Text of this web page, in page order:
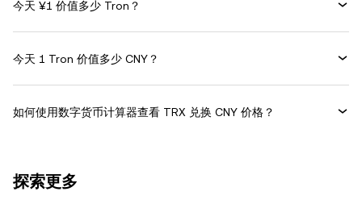
今天 ¥1 价值多少 Tron？
今天 1 Tron 价值多少 CNY？
如何使用数字货币计算器查看 TRX 兑换 CNY 价格？
探索更多